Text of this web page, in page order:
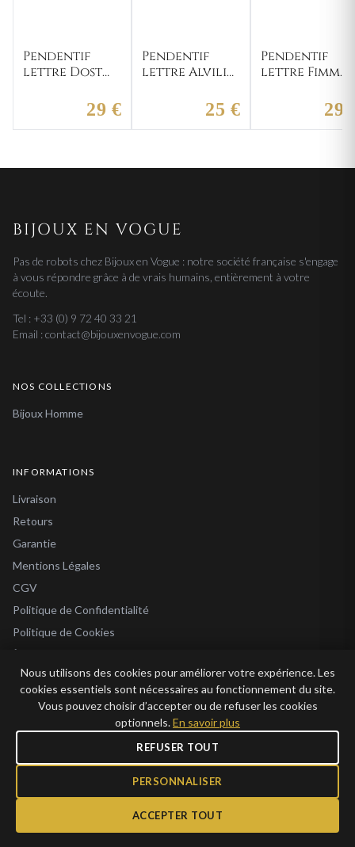
Pendentif
lettre Dost
29 €
Pendentif
lettre Alvili
25 €
Pendentif
lettre Fimm
29
BIJOUX EN VOGUE
Pas de robots chez Bijoux en Vogue : notre société française s'engage
à vous répondre grâce à de vrais humains, entièrement à votre
écoute.
Tel : +33 (0) 9 72 40 33 21
Email : contact@bijouxenvogue.com
NOS COLLECTIONS
Bijoux Homme
INFORMATIONS
Livraison
Retours
Garantie
Mentions Légales
CGV
Politique de Confidentialité
Politique de Cookies
À Propos
Blog
Bijoux en Vogue SAS · SIRET 915 286 975 00015 · RCS Antibes · TVA FR69 915
Nous utilisons des cookies pour améliorer votre expérience. Les
cookies essentiels sont nécessaires au fonctionnement du site.
Vous pouvez choisir d’accepter ou de refuser les cookies
optionnels.En savoir plus
REFUSER TOUT
PERSONNALISER
ACCEPTER TOUT